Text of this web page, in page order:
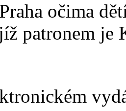
očima
patronem je